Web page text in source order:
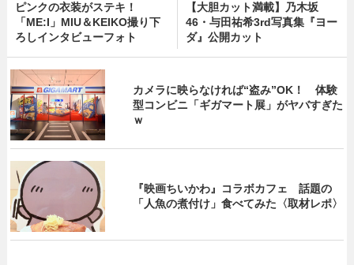
ピンクの衣装がステキ！
「ME:I」MIU＆KEIKO撮り下
ろしインタビューフォト
【大胆カット満載】乃木坂
46・与田祐希3rd写真集『ヨー
ダ』公開カット
カメラに映らなければ“盗み”OK！ 体験
型コンビニ「ギガマート展」がヤバすぎた
ｗ
『映画ちいかわ』コラボカフェ 話題の
「人魚の煮付け」食べてみた〈取材レポ〉